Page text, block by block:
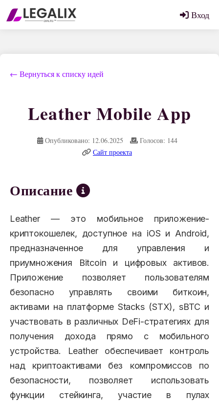
Вход
← Вернуться к списку идей
Leather Mobile App
Опубликовано: 12.06.2025
Голосов: 144
Сайт проекта
Описание
Leather — это мобильное приложение-
криптокошелек, доступное на iOS и Android,
предназначенное для управления и
приумножения Bitcoin и цифровых активов.
Приложение позволяет пользователям
безопасно управлять своими биткоин,
активами на платформе Stacks (STX), sBTC и
участвовать в различных DeFi-стратегиях для
получения дохода прямо с мобильного
устройства. Leather обеспечивает контроль
над криптоактивами без компромиссов по
безопасности, позволяет использовать
функции стейкинга, участие в пулах